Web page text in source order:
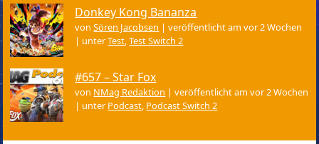
Donkey Kong Bananza
vonSören Jacobsen |veröffentlicht am vor 2 Wochen
| unterTest,Test Switch 2
#657 – Star Fox
von NMag Redaktion |veröffentlicht am vor 2 Wochen
| unter Podcast, Podcast Switch 2